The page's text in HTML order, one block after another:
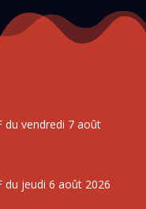
du vendredi 7 août
du jeudi 6 août 2026